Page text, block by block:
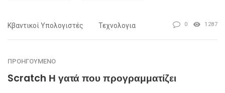
Κβαντικοί Υπολογιστές Τεχνολογια 0 1287
ΠΡΟΗΓΟΎΜΕΝΟ
Scratch Η γατά που προγραμματίζει